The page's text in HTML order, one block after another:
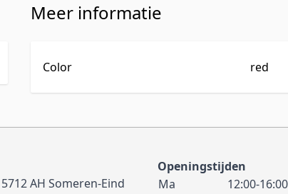
Meer informatie
Color red
AH Someren-Eind
Openingstijden
Ma
12:00-16:00